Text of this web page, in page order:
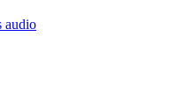
audio